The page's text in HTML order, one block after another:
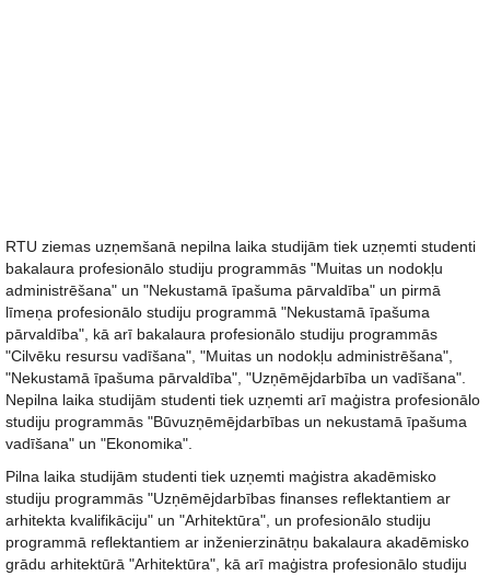
RTU ziemas uzņemšanā nepilna laika studijām tiek uzņemti studenti
bakalaura profesionālo studiju programmās "Muitas un nodokļu
administrēšana" un "Nekustamā īpašuma pārvaldība" un pirmā
līmeņa profesionālo studiju programmā "Nekustamā īpašuma
pārvaldība", kā arī bakalaura profesionālo studiju programmās
"Cilvēku resursu vadīšana", "Muitas un nodokļu administrēšana",
"Nekustamā īpašuma pārvaldība", "Uzņēmējdarbība un vadīšana".
Nepilna laika studijām studenti tiek uzņemti arī maģistra profesionālo
studiju programmās "Būvuzņēmējdarbības un nekustamā īpašuma
vadīšana" un "Ekonomika".
Pilna laika studijām studenti tiek uzņemti maģistra akadēmisko
studiju programmās "Uzņēmējdarbības finanses reflektantiem ar
arhitekta kvalifikāciju" un "Arhitektūra", un profesionālo studiju
programmā reflektantiem ar inženierzinātņu bakalaura akadēmisko
grādu arhitektūrā "Arhitektūra", kā arī maģistra profesionālo studiju